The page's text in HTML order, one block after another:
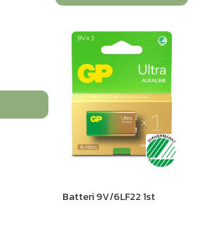
Batteri 9V/6LF22 1st